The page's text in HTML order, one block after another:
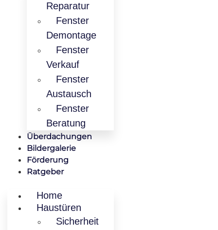
Reparatur
Fenster
Demontage
Fenster
Verkauf
Fenster
Austausch
Fenster
Beratung
Überdachungen
Bildergalerie
Förderung
Ratgeber
Home
Haustüren
Sicherheit